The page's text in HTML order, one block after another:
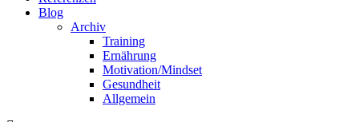
Blog
Archiv
Training
Ernährung
Motivation/Mindset
Gesundheit
Allgemein